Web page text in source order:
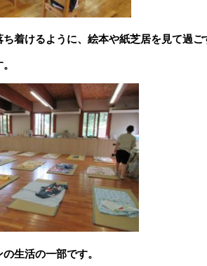
ち着けるように、絵本や紙芝居を見て過ご
生活の一部です。